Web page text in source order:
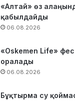
«Алтай» өз
қабылдайды
06.08.2026
«Oskemen Life»
оралады
06.08.2026
Бұқтырма су